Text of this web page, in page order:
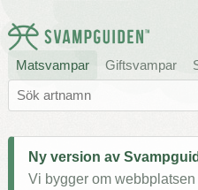
Matsvampar Giftsvampar
Ny version av
Vi bygger om